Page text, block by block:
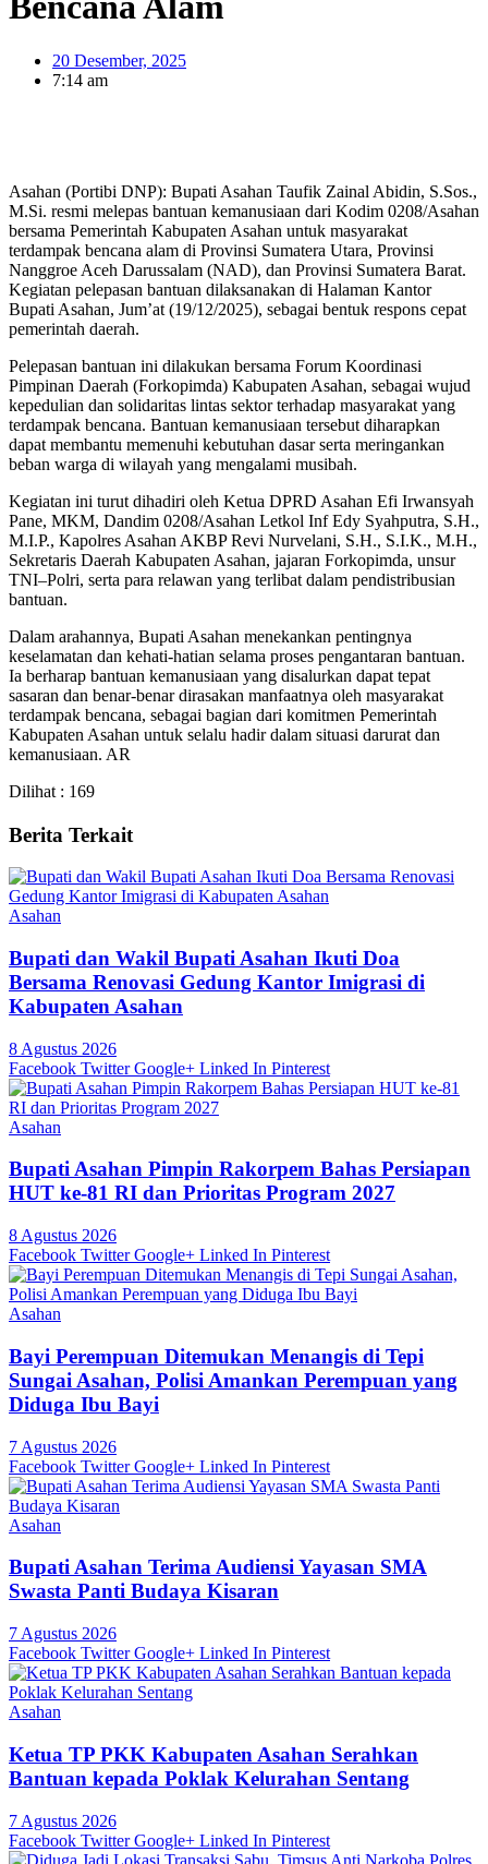
20 Desember, 2025
7:14 am
Asahan (Portibi DNP): Bupati Asahan Taufik Zainal Abidin, S.Sos.,
M.Si. resmi melepas bantuan kemanusiaan dari Kodim 0208/Asahan
bersama Pemerintah Kabupaten Asahan untuk masyarakat
terdampak bencana alam di Provinsi Sumatera Utara, Provinsi
Nanggroe Aceh Darussalam (NAD), dan Provinsi Sumatera Barat.
Kegiatan pelepasan bantuan dilaksanakan di Halaman Kantor
Bupati Asahan, Jum’at (19/12/2025), sebagai bentuk respons cepat
pemerintah daerah.
Pelepasan bantuan ini dilakukan bersama Forum Koordinasi
Pimpinan Daerah (Forkopimda) Kabupaten Asahan, sebagai wujud
kepedulian dan solidaritas lintas sektor terhadap masyarakat yang
terdampak bencana. Bantuan kemanusiaan tersebut diharapkan
dapat membantu memenuhi kebutuhan dasar serta meringankan
beban warga di wilayah yang mengalami musibah.
Kegiatan ini turut dihadiri oleh Ketua DPRD Asahan Efi Irwansyah
Pane, MKM, Dandim 0208/Asahan Letkol Inf Edy Syahputra, S.H.,
M.I.P., Kapolres Asahan AKBP Revi Nurvelani, S.H., S.I.K., M.H.,
Sekretaris Daerah Kabupaten Asahan, jajaran Forkopimda, unsur
TNI–Polri, serta para relawan yang terlibat dalam pendistribusian
bantuan.
Dalam arahannya, Bupati Asahan menekankan pentingnya
keselamatan dan kehati-hatian selama proses pengantaran bantuan.
Ia berharap bantuan kemanusiaan yang disalurkan dapat tepat
sasaran dan benar-benar dirasakan manfaatnya oleh masyarakat
terdampak bencana, sebagai bagian dari komitmen Pemerintah
Kabupaten Asahan untuk selalu hadir dalam situasi darurat dan
kemanusiaan. AR
Dilihat : 169
Berita Terkait
Asahan
Bupati dan Wakil Bupati Asahan Ikuti Doa
Bersama Renovasi Gedung Kantor Imigrasi di
Kabupaten Asahan
8 Agustus 2026
Facebook Twitter Google+ Linked In Pinterest
Asahan
Bupati Asahan Pimpin Rakorpem Bahas Persiapan
HUT ke-81 RI dan Prioritas Program 2027
8 Agustus 2026
Facebook Twitter Google+ Linked In Pinterest
Asahan
Bayi Perempuan Ditemukan Menangis di Tepi
Sungai Asahan, Polisi Amankan Perempuan yang
Diduga Ibu Bayi
7 Agustus 2026
Facebook Twitter Google+ Linked In Pinterest
Asahan
Bupati Asahan Terima Audiensi Yayasan SMA
Swasta Panti Budaya Kisaran
7 Agustus 2026
Facebook Twitter Google+ Linked In Pinterest
Asahan
Ketua TP PKK Kabupaten Asahan Serahkan
Bantuan kepada Poklak Kelurahan Sentang
7 Agustus 2026
Facebook Twitter Google+ Linked In Pinterest